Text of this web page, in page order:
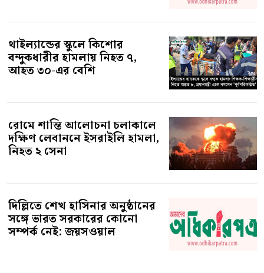
থাইল্যান্ডের স্কুলে কিশোর
বন্দুকধারীর হামলায় নিহত ৭,
আহত ৩০-এর বেশি
রোমে শান্তি আলোচনা চলাকালে
দক্ষিণ লেবাননে ইসরাইলি হামলা,
নিহত ২ সেনা
দিল্লিতে শেখ হাসিনার অনুষ্ঠানের
সঙ্গে ভারত সরকারের কোনো
সম্পর্ক নেই: জয়সওয়াল